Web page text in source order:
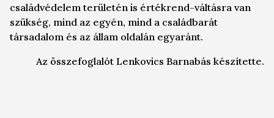
családvédelem területén is értékrend-váltásra van
szükség, mind az egyén, mind a családbarát
társadalom és az állam oldalán egyaránt.
Az összefoglalót Lenkovics Barnabás készítette.